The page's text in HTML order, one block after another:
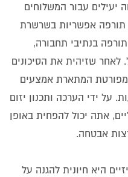
יעילים עבור המשלוחים
תורפה אפשריות בשרשרת
בנתיבי תחבורה,
לאחר שזיהית את הסיכונים
המתארת אמצעים
על ידי הערכה ותכנון יזום
אתה יכול להפחית באופן
אבטחה.
היא חיונית להגנה על